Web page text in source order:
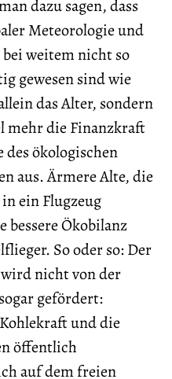
dazu sagen, dass
Meteorologie und
weitem nicht so
gewesen sind wie
das Alter, sondern
mehr die Finanzkraft
des ökologischen
aus. Ärmere Alte, die
ein Flugzeug
bessere Ökobilanz
So oder so: Der
nicht von der
gefördert:
und die
öffentlich
auf dem freien